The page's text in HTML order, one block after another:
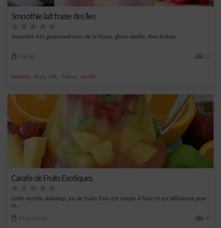
Smoothie lait fraise des îles
Smoothie très gourmand avec de la fraise, glace vanille, kiwi.&nbsp;
Facile 2
banane, kiwi, lait, fraise, vanille
Carafe de Fruits Exotiques
Cette recette de&nbsp; jus de fruits frais est simple à faire et est délicieuse pour
to...
Moyenne 4